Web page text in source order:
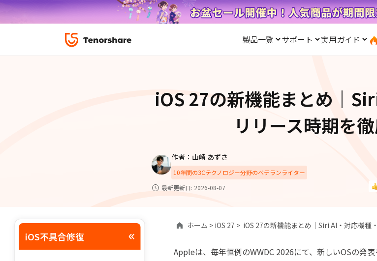
製品一覧
4DDiG-Windows データ復元
4DDiG-Mac データ復元
最新版
UltData-LINE デー
UltData-WhatsApp
サポート 実用ガイド
·iPhone間 連絡先コピー
·位置情報ごまかす
·家でポケモンを遊ぶ
·Whoo位置情報をオフ
最も充実したチュートリアル動画をご提供
動画を見る
7日間無料体験実施中
iPhoneバックアップ＆転送ソフト「iCareFone」で、LINE・写真・連
絡先など20種以上のデータを高速バックアップ＆転送！
時 分
iOS 27の新機能まとめ｜
リリース時期を
作者：山崎 あずさ
10年間の3Cテクノロジー分野のベテランライター
最新更新日: 2026-08-07
iOS不具合修復
ホーム > iOS 27 > iOS 27の新機能まとめ｜Siri AI・対応機種
Appleは、毎年恒例のWWDC 2026にて、新しいOSの発